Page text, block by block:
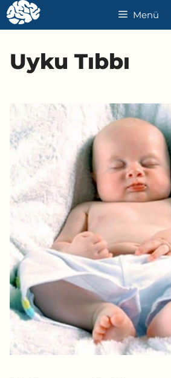
İçeriğe
atla
Menü
Uyku Tıbbı